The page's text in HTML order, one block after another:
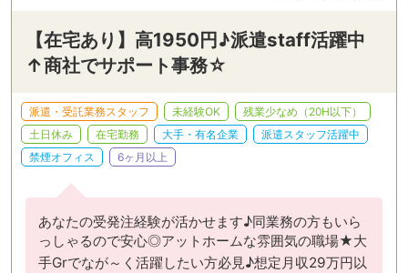
【在宅あり】高1950円♪派遣staff活躍中
↑商社でサポート事務☆
派遣・受託業務スタッフ 未経験OK
残業少なめ（20H以下）
土日休み
在宅勤務 大手・有名企業
派遣スタッフ活躍中
禁煙オフィス
6ヶ月以上
あなたの受発注経験が活かせます♪同業務の方もいら
っしゃるので安心◎アットホームな雰囲気の職場★大
手Grでなが～く活躍したい方必見♪想定月収29万円以